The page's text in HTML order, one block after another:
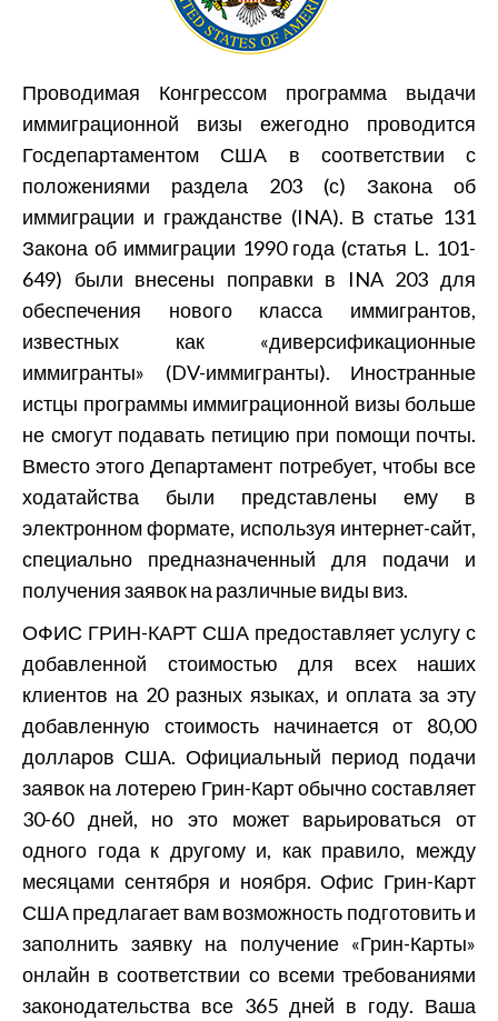
Проводимая Конгрессом программа выдачи
иммиграционной визы ежегодно проводится
Госдепартаментом США в соответствии с
положениями раздела 203 (с) Закона об
иммиграции и гражданстве (INA). В статье 131
Закона об иммиграции 1990 года (статья L. 101-
649) были внесены поправки в INA 203 для
обеспечения нового класса иммигрантов,
известных как «диверсификационные
иммигранты» (DV-иммигранты). Иностранные
истцы программы иммиграционной визы больше
не смогут подавать петицию при помощи почты.
Вместо этого Департамент потребует, чтобы все
ходатайства были представлены ему в
электронном формате, используя интернет-сайт,
специально предназначенный для подачи и
получения заявок на различные виды виз.
ОФИС ГРИН-КАРТ США предоставляет услугу с
добавленной стоимостью для всех наших
клиентов на 20 разных языках, и оплата за эту
добавленную стоимость начинается от 80,00
долларов США. Официальный период подачи
заявок на лотерею Грин-Карт обычно составляет
30-60 дней, но это может варьироваться от
одного года к другому и, как правило, между
месяцами сентября и ноября. Офис Грин-Карт
США предлагает вам возможность подготовить и
заполнить заявку на получение «Грин-Карты»
онлайн в соответствии со всеми требованиями
законодательства все 365 дней в году. Ваша